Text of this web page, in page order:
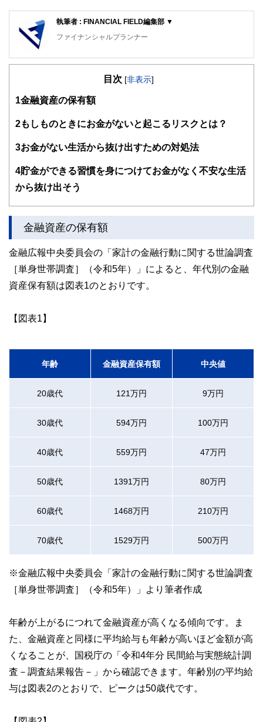
執筆者 : FINANCIAL FIELD編集部 ▼
ファイナンシャルプランナー
FinancialField編集部は、金融、経済に関する記事を、日々
知識がない方でも理解できるようわかりやすく発信していま
得者を中心に「お金や暮らし」に関する書籍・雑誌の編集経
験者で構成され、企画立案から記事掲載まですべての工程に
護士、税理士、宅地建物取引士、相続診断士、住宅ローンア
ドバイザー、DCプランナー、公認会計士、社会保険労務
士、行政書士、投資アナリスト、キャリアコンサルタントな
をわかりやすく発信している点です。
執筆者・監修者による執筆体制を築くことで、内容のわかり
やすさはもちろんのこと、読み応えのあるコンテンツと確か
な情報発信を実現しています。
目次 [非表示]
1 金融資産の保有額
2 もしものときにお金がないと起こるリスクとは？
3お金がない生活から抜け出すための対処法
4貯金ができる習慣を身につけてお金がなく不安な生活
から抜け出そう
金融資産の保有額
金融広報中央委員会の「家計の金融行動に関する世論調査
［単身世帯調査］（令和5年）」によると、年代別の金融
資産保有額は図表1のとおりです。
【図表1】
年齢 金融資産保有額 中央値
20歳代 121万円 9万円
30歳代 594万円 100万円
40歳代 559万円 47万円
50歳代 1391万円 80万円
60歳代 1468万円 210万円
70歳代 1529万円 500万円
※金融広報中央委員会「家計の金融行動に関する世論調査
［単身世帯調査］（令和5年）」より筆者作成
年齢が上がるにつれて金融資産が高くなる傾向です。ま
た、金融資産と同様に平均給与も年齢が高いほど金額が高
くなることが、国税庁の「令和4年分 民間給与実態統計調
査－調査結果報告－」から確認できます。年齢別の平均給
与は図表2のとおりで、ピークは50歳代です。